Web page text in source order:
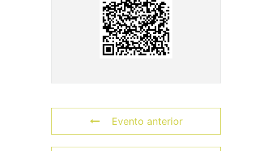
Evento anterior